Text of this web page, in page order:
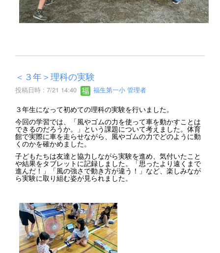
＜３年＞理科の実験
投稿日時 : 7/21 14:40 福生第一小 管理者
３年生になって初めての理科の実験を行いました。
今回の学習では、「風やゴムの力を使って車を動かすことは
できるのだろうか。」という課題について考えました。体育
館で実際に車を走らせながら、風やゴムの力でどのように動
くのかを確かめました。
子どもたちは友達と協力しながら実験を進め、気付いたこと
や結果をタブレットに記録しました。「思ったより遠くまで
進んだ！」「風の強さで動き方が違う！」など、楽しみなが
ら実験に取り組む姿が見られました。